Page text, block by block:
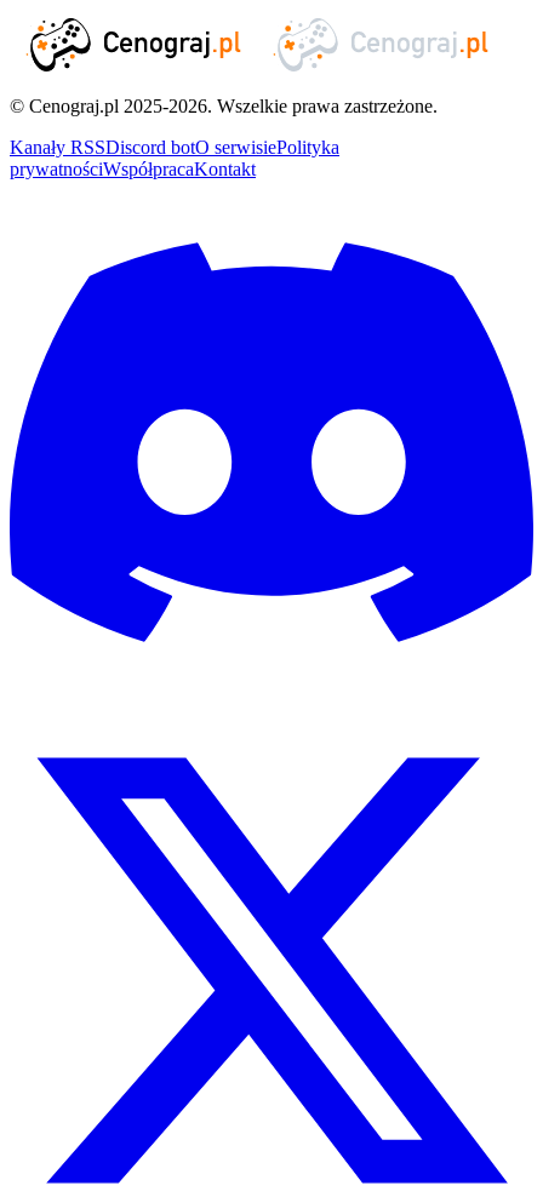
© Cenograj.pl 2025-2026. Wszelkie prawa zastrzeżone.
Kanały RSSDiscord botO serwisiePolityka
prywatnościWspółpracaKontakt